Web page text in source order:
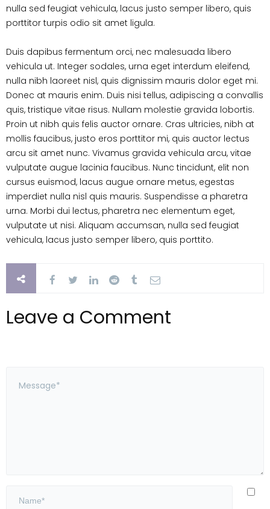
nulla sed feugiat vehicula, lacus justo semper libero, quis
porttitor turpis odio sit amet ligula.
Duis dapibus fermentum orci, nec malesuada libero
vehicula ut. Integer sodales, urna eget interdum eleifend,
nulla nibh laoreet nisl, quis dignissim mauris dolor eget mi.
Donec at mauris enim. Duis nisi tellus, adipiscing a convallis
quis, tristique vitae risus. Nullam molestie gravida lobortis.
Proin ut nibh quis felis auctor ornare. Cras ultricies, nibh at
mollis faucibus, justo eros porttitor mi, quis auctor lectus
arcu sit amet nunc. Vivamus gravida vehicula arcu, vitae
vulputate augue lacinia faucibus. Nunc tincidunt, elit non
cursus euismod, lacus augue ornare metus, egestas
imperdiet nulla nisl quis mauris. Suspendisse a pharetra
urna. Morbi dui lectus, pharetra nec elementum eget,
vulputate ut nisi. Aliquam accumsan, nulla sed feugiat
vehicula, lacus justo semper libero, quis porttito.
Leave a Comment